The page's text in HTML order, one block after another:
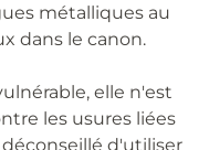
métalliques au
dans le canon.
elle n'est
les usures liées
d'utiliser